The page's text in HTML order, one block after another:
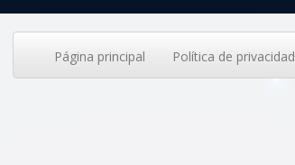
Página principal Política de privacidad